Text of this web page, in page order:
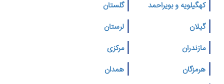
کهگیلویه و بویراحمد
گلستان
گیلان
لرستان
مازندران
مرکزی
هرمزگان
همدان